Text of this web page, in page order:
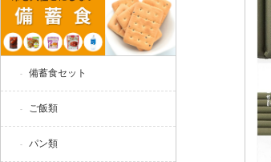
備蓄食セット
ご飯類
パン類